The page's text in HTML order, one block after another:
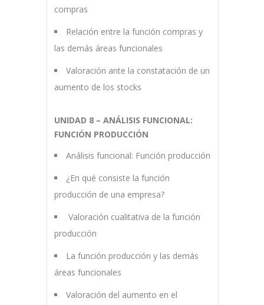
compras
Relación entre la función compras y
las demás áreas funcionales
Valoración ante la constatación de un
aumento de los stocks
UNIDAD 8 – ANÁLISIS FUNCIONAL:
FUNCIÓN PRODUCCIÓN
Análisis funcional: Función producción
¿En qué consiste la función
producción de una empresa?
Valoración cualitativa de la función
producción
La función producción y las demás
áreas funcionales
Valoración del aumento en el